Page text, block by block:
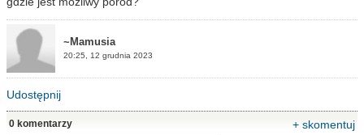
~Mamusia
20:25, 12 grudnia 2023
Udostępnij
0 komentarzy + skomentuj